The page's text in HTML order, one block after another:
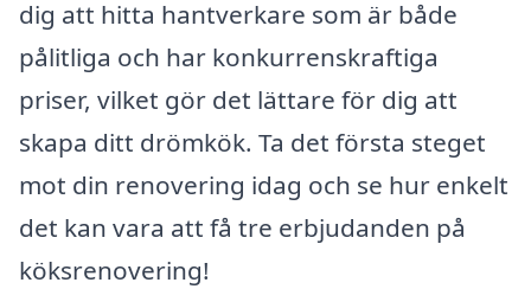
dig att hitta hantverkare som är både
pålitliga och har konkurrenskraftiga
priser, vilket gör det lättare för dig att
skapa ditt drömkök. Ta det första steget
mot din renovering idag och se hur enkelt
det kan vara att få tre erbjudanden på
köksrenovering!